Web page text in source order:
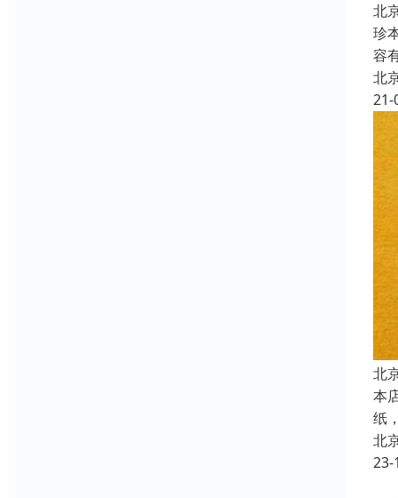
北
珍
容
北
21-
北
本
纸
北
23-